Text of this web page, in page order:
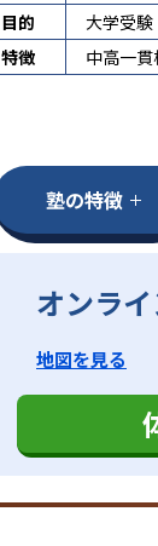
目的
大学受験
特徴
中高一
塾の特徴
オンラ
地図を見る